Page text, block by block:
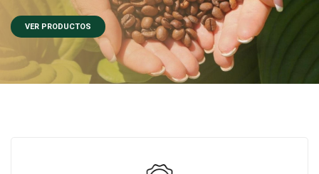
VER PRODUCTOS